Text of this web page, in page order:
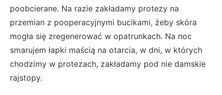
poobcierane. Na razie zakładamy protezy na
przemian z pooperacyjnymi bucikami, żeby skóra
mogła się zregenerować w opatrunkach. Na noc
smarujem łapki maścią na otarcia, w dni, w których
chodzimy w protezach, zakładamy pod nie damskie
rajstopy.